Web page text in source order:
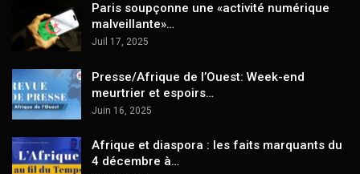
Paris soupçonne une «activité numérique
malveillante»…
Juil 17, 2025
Presse/Afrique de l’Ouest: Week-end
meurtrier et espoirs…
Juin 16, 2025
Afrique et diaspora : les faits marquants du
4 décembre à…